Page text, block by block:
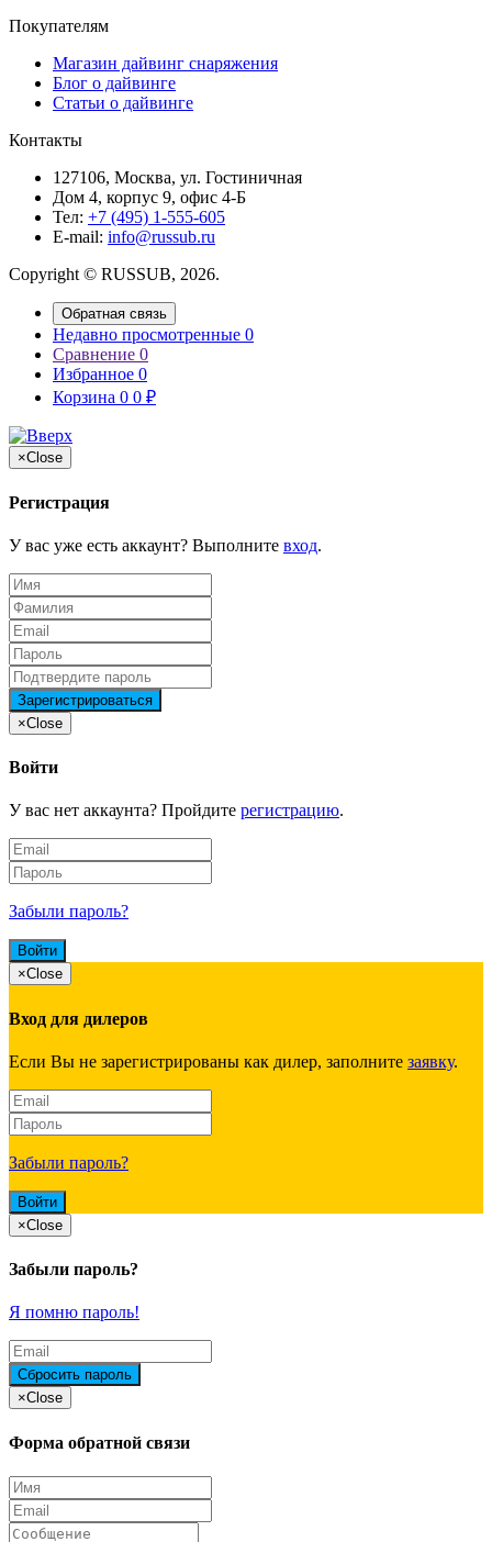
Покупателям
Магазин дайвинг снаряжения
Блог о дайвинге
Статьи о дайвинге
Контакты
127106, Москва, ул. Гостиничная
Дом 4, корпус 9, офис 4-Б
Тел: +7 (495) 1-555-605
Е-mail: info@russub.ru
Copyright © RUSSUB, 2026.
Обратная связь
Недавно просмотренные 0
Сравнение 0
Избранное 0
Корзина 0 0 ₽
×Close
Регистрация
У вас уже есть аккаунт? Выполните вход.
×Close
Войти
У вас нет аккаунта? Пройдите регистрацию.
Забыли пароль?
×Close
Вход для дилеров
Если Вы не зарегистрированы как дилер, заполните заявку.
Забыли пароль?
×Close
Забыли пароль?
Я помню пароль!
×Close
Форма обратной связи